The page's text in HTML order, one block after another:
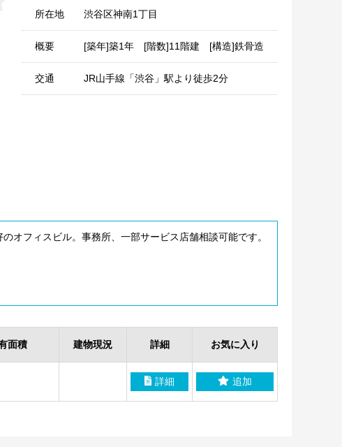
所在地 渋谷区神南1丁目
概要 [築年]築1年 [階数]11階建 [構造]鉄骨造
交通 JR山手線「渋谷」駅より徒歩2分
オフィスビル。事務所、一部サービス店舗相談可能です。
面積 建物現況 詳細 お気に入り
詳細 追加